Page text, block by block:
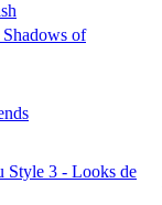
of
Style 3 - Looks de